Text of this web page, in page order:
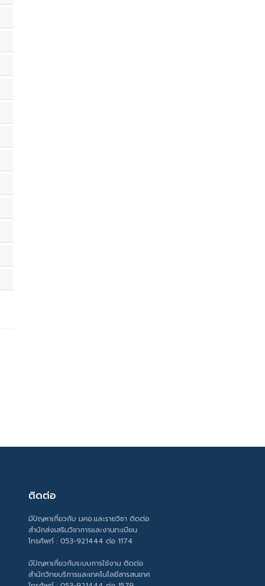
ติดต่อ
มีปัญหาเกี่ยวกับ มคอ.และรายวิชา ติดต่อ
สำนักส่งเสริมวิชาการและงานทะเบียน
โทรศัพท์ : 053-921444 ต่อ 1174
มีปัญหาเกี่ยวกับระบบการใช้งาน ติดต่อ
สำนักวิทยบริการและเทคโนโลยีสารสนเทศ